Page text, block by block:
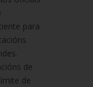
para
de
de